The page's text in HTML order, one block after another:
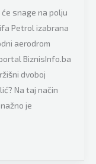
snage na polju
Petrol izabrana
aerodrom
BiznisInfo.ba
dvoboj
Na taj način
je